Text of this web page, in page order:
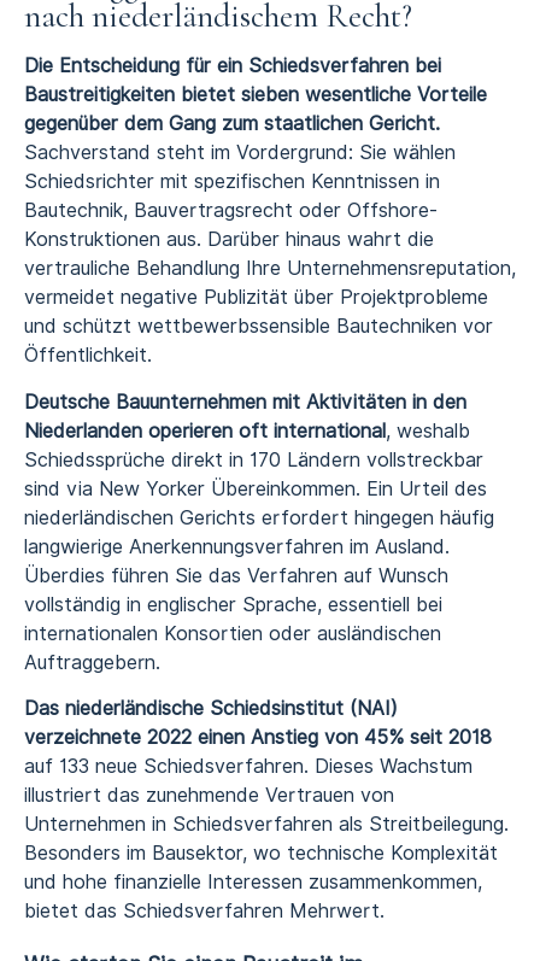
nach niederländischem Recht?
Die Entscheidung für ein Schiedsverfahren bei
Baustreitigkeiten bietet sieben wesentliche Vorteile
gegenüber dem Gang zum staatlichen Gericht.
Sachverstand steht im Vordergrund: Sie wählen
Schiedsrichter mit spezifischen Kenntnissen in
Bautechnik, Bauvertragsrecht oder Offshore-
Konstruktionen aus. Darüber hinaus wahrt die
vertrauliche Behandlung Ihre Unternehmensreputation,
vermeidet negative Publizität über Projektprobleme
und schützt wettbewerbssensible Bautechniken vor
Öffentlichkeit.
Deutsche Bauunternehmen mit Aktivitäten in den
Niederlanden operieren oft international, weshalb
Schiedssprüche direkt in 170 Ländern vollstreckbar
sind via New Yorker Übereinkommen. Ein Urteil des
niederländischen Gerichts erfordert hingegen häufig
langwierige Anerkennungsverfahren im Ausland.
Überdies führen Sie das Verfahren auf Wunsch
vollständig in englischer Sprache, essentiell bei
internationalen Konsortien oder ausländischen
Auftraggebern.
Das niederländische Schiedsinstitut (NAI)
verzeichnete 2022 einen Anstieg von 45% seit 2018
auf 133 neue Schiedsverfahren. Dieses Wachstum
illustriert das zunehmende Vertrauen von
Unternehmen in Schiedsverfahren als Streitbeilegung.
Besonders im Bausektor, wo technische Komplexität
und hohe finanzielle Interessen zusammenkommen,
bietet das Schiedsverfahren Mehrwert.